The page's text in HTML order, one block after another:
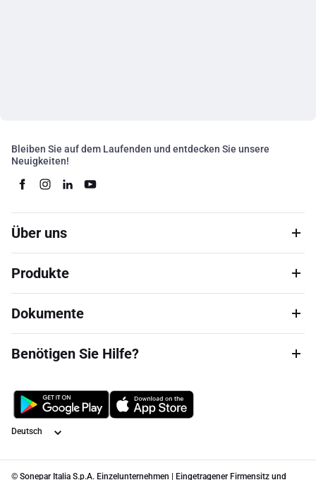
Bleiben Sie auf dem Laufenden und entdecken Sie unsere
Neuigkeiten!
Über uns
Produkte
Dokumente
Benötigen Sie Hilfe?
Sprache
© Sonepar Italia S.p.A. Einzelunternehmen | Eingetragener Firmensitz und